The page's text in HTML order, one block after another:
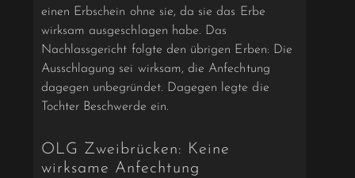
einen Erbschein ohne sie, da sie das Erbe
wirksam ausgeschlagen habe. Das
Nachlassgericht folgte den übrigen Erben: Die
Ausschlagung sei wirksam, die Anfechtung
dagegen unbegründet. Dagegen legte die
Tochter Beschwerde ein.
OLG Zweibrücken: Keine
wirksame Anfechtung